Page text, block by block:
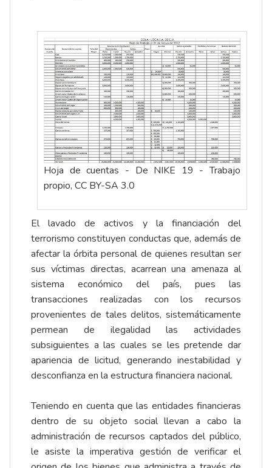
Hoja de cuentas - De NIKE 19 - Trabajo
propio, CC BY-SA 3.0
El lavado de activos y la financiación del
terrorismo constituyen conductas que, además de
afectar la órbita personal de quienes resultan ser
sus víctimas directas, acarrean una amenaza al
sistema económico del país, pues las
transacciones realizadas con los recursos
provenientes de tales delitos, sistemáticamente
permean de ilegalidad las actividades
subsiguientes a las cuales se les pretende dar
apariencia de licitud, generando inestabilidad y
desconfianza en la estructura financiera nacional.
Teniendo en cuenta que las entidades financieras
dentro de su objeto social llevan a cabo la
administración de recursos captados del público,
le asiste la imperativa gestión de verificar el